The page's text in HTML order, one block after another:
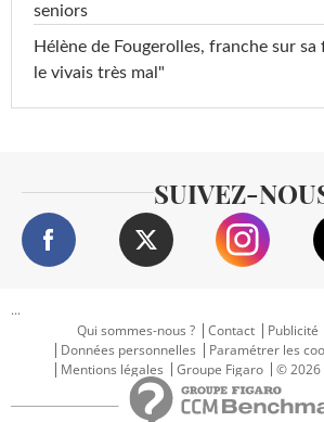
seniors
Hélène de Fougerolles, franche sur sa
le vivais très mal"
SUIVEZ-
...
Qui sommes-nous ?
Contact Publicité
Données personnelles
Paramétrer les
Mentions légales
Groupe Figaro © 2026